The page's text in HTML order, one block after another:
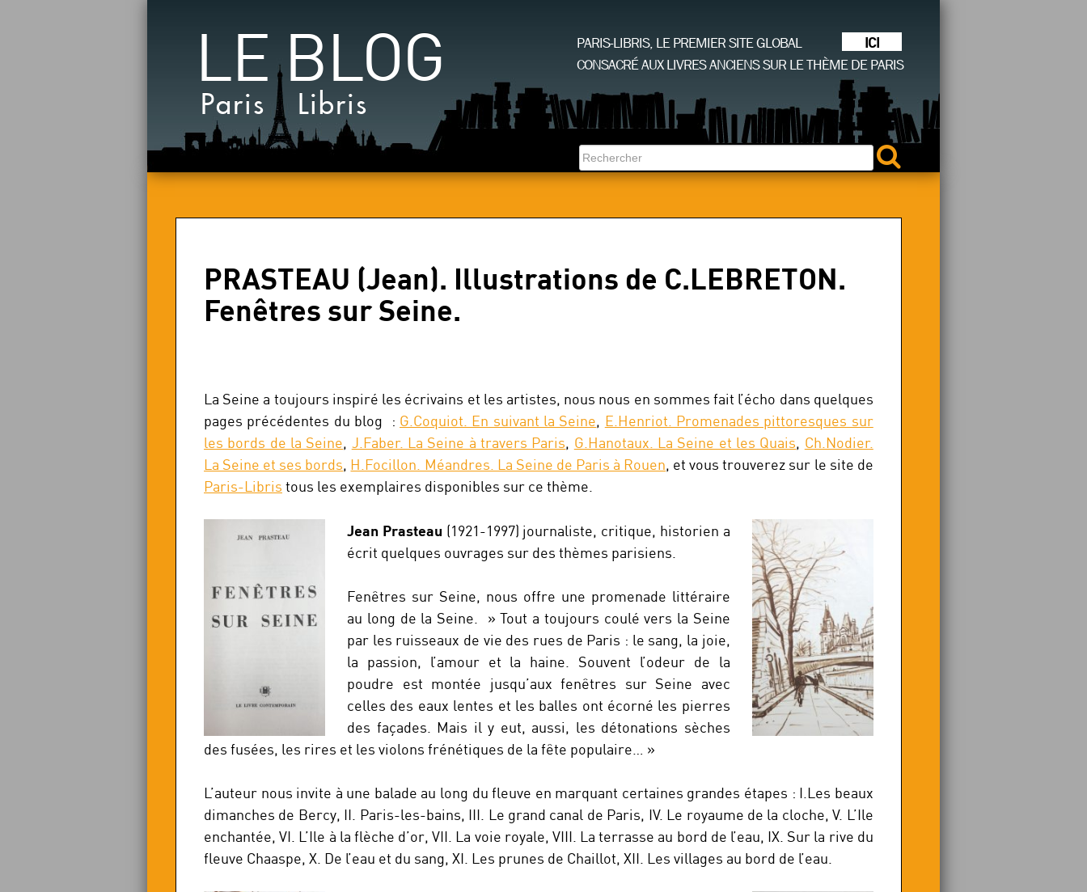
LE BLOG
Paris Libris
PARIS-LIBRIS, LE PREMIER SITE GLOBAL
ICI
CONSACRÉ AUX LIVRES ANCIENS SUR LE THÈME DE PARIS
PRASTEAU (Jean). Illustrations de C.LEBRETON.
Fenêtres sur Seine.
La Seine a toujours inspiré les écrivains et les artistes, nous nous en sommes fait l’écho dans quelques
pages précédentes du blog : G.Coquiot. En suivant la Seine, E.Henriot. Promenades pittoresques sur
les bords de la Seine, J.Faber. La Seine à travers Paris, G.Hanotaux. La Seine et les Quais, Ch.Nodier.
La Seine et ses bords, H.Focillon. Méandres. La Seine de Paris à Rouen, et vous trouverez sur le site de
Paris-Libris tous les exemplaires disponibles sur ce thème.
Jean Prasteau (1921-1997) journaliste, critique, historien a
écrit quelques ouvrages sur des thèmes parisiens.
Fenêtres sur Seine, nous offre une promenade littéraire
au long de la Seine. » Tout a toujours coulé vers la Seine
par les ruisseaux de vie des rues de Paris : le sang, la joie,
la passion, l’amour et la haine. Souvent l’odeur de la
poudre est montée jusqu’aux fenêtres sur Seine avec
celles des eaux lentes et les balles ont écorné les pierres
des façades. Mais il y eut, aussi, les détonations sèches
des fusées, les rires et les violons frénétiques de la fête populaire… »
L’auteur nous invite à une balade au long du fleuve en marquant certaines grandes étapes : I.Les beaux
dimanches de Bercy, II. Paris-les-bains, III. Le grand canal de Paris, IV. Le royaume de la cloche, V. L’Ile
enchantée, VI. L’Ile à la flèche d’or, VII. La voie royale, VIII. La terrasse au bord de l’eau, IX. Sur la rive du
fleuve Chaaspe, X. De l’eau et du sang, XI. Les prunes de Chaillot, XII. Les villages au bord de l’eau.